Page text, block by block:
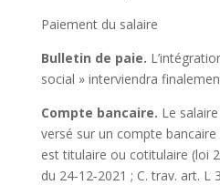
Paiement du salaire
Bulletin de paie.
social » interviendra
Compte bancaire. Le
versé sur un compte
est titulaire ou cotitulaire (loi
du 24‑12‑2021 ; C. trav. art. L